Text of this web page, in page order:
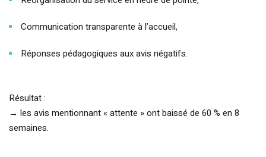
Communication transparente à l’accueil,
Réponses pédagogiques aux avis négatifs.
Résultat :
→ les avis mentionnant « attente » ont baissé de 60 % en 8
semaines.